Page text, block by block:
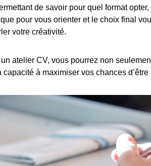
de savoir pour quel format
pour vous orienter et le choix final
votre créativité.
atelier CV, vous pourrez non
à maximiser vos chances